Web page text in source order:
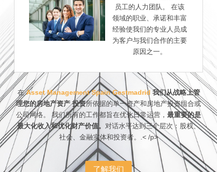
员工的人力团队。 在该
领域的职业、承诺和丰富
经验使我们的专业人员成
为客户与我们合作的主要
原因之一。
在Asset Management Spain Gestmadrid 我们从战略上管
理您的房地产资产 投资所依据的单一资产和房地产投资组合或
公司网络。 我们所有的工作都旨在优化日常运营， 最重要的是
最大化收入和优化财产价值。 对话水平达到三个层次：股权、
社会、金融实体和投资者。.< /p>
了解我们